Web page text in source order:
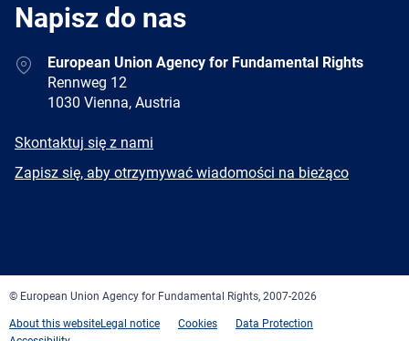
Napisz do nas
AddressEuropean Union Agency for Fundamental Rights
Rennweg 12
1030 Vienna, Austria
E-
Skontaktuj się z nami
Newsletter
Zapisz się, aby otrzymywać wiadomości na bieżąco
© European Union Agency for Fundamental Rights, 2007-2026
About this websiteLegal notice Cookies
Data Protection